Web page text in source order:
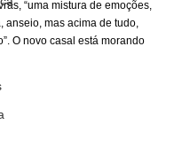
“uma mistura de emoções,
anseio, mas acima de tudo,
O novo casal está morando